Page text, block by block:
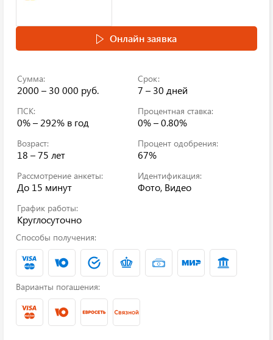
Онлайн заявка
Сумма:
2000 – 30 000 руб.
Срок:
7 – 30 дней
ПСК:
0% – 292% в год
Процентная ставка:
0% – 0.80%
Возраст:
18 – 75 лет
Процент одобрения:
67%
Рассмотрение анкеты:
До 15 минут
Идентификация:
Фото, Видео
График работы:
Круглосуточно
Способы получения:
Варианты погашения: